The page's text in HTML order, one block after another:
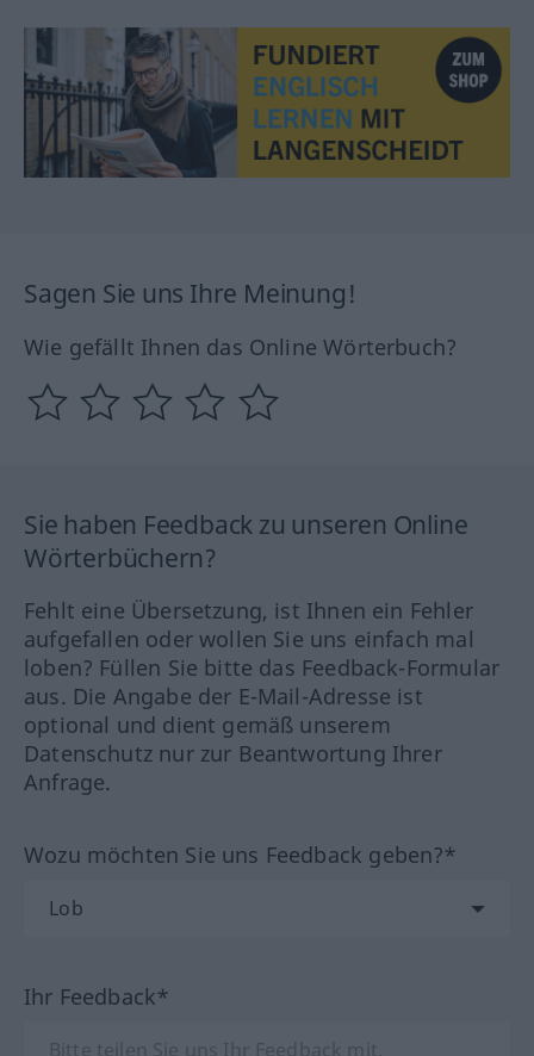
Sagen Sie uns Ihre Meinung!
Wie gefällt Ihnen das Online Wörterbuch?
Sie haben Feedback zu unseren Online
Wörterbüchern?
Fehlt eine Übersetzung, ist Ihnen ein Fehler
aufgefallen oder wollen Sie uns einfach mal
loben? Füllen Sie bitte das Feedback-Formular
aus. Die Angabe der E-Mail-Adresse ist
optional und dient gemäß unserem
Datenschutz nur zur Beantwortung Ihrer
Anfrage.
Wozu möchten Sie uns Feedback geben?*
Ihr Feedback*